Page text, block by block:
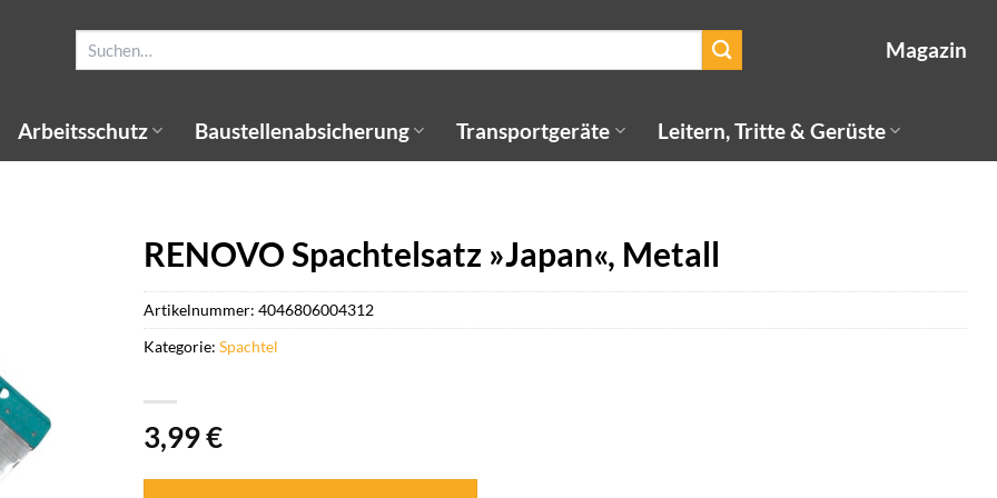
Magazin
Arbeitsschutz Baustellenabsicherung Transportgeräte Leitern, Tritte & Gerüste
RENOVO Spachtelsatz »Japan«, Metall
3,99€
Artikelnummer: 4046806004312
Kategorie: Spachtel